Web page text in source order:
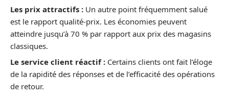
Les prix attractifs : Un autre point fréquemment salué
est le rapport qualité-prix. Les économies peuvent
atteindre jusqu’à 70 % par rapport aux prix des magasins
classiques.
Le service client réactif : Certains clients ont fait l’éloge
de la rapidité des réponses et de l’efficacité des opérations
de retour.